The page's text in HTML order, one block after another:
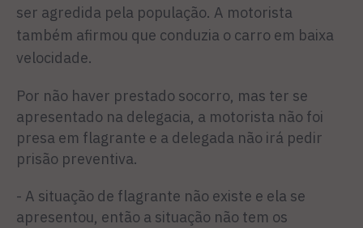
ser agredida pela população. A motorista
também afirmou que conduzia o carro em baixa
velocidade.
Por não haver prestado socorro, mas ter se
apresentado na delegacia, a motorista não foi
presa em flagrante e a delegada não irá pedir
prisão preventiva.
- A situação de flagrante não existe e ela se
apresentou, então a situação não tem os